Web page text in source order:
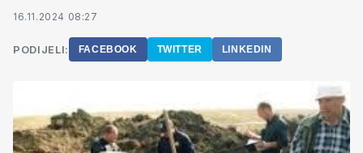
16.11.2024 08:27
PODIJELI: FACEBOOK TWITTER LINKEDIN